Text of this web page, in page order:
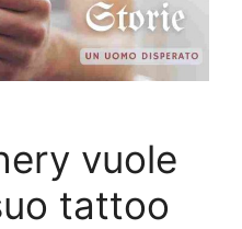
vuole
tattoo